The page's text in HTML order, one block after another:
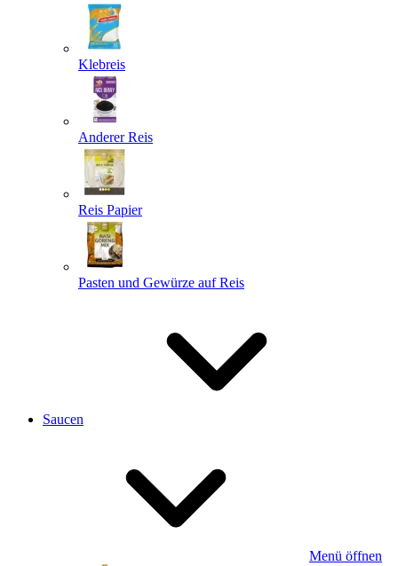
Klebreis
Anderer Reis
Reis Papier
Pasten und Gewürze auf Reis
Saucen
Menü öffnen